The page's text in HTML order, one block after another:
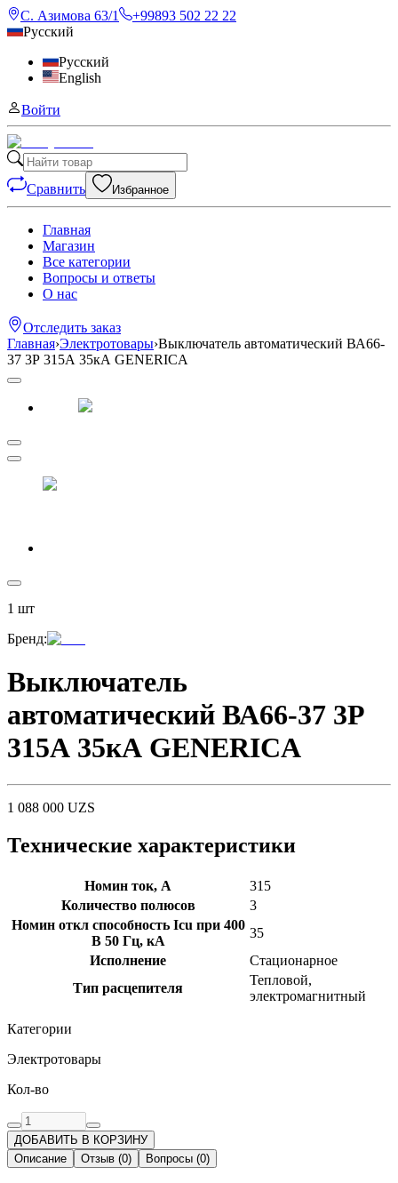
С. Азимова 63/1
+99893 502 22 22
Русский
Русский
English
Войти
Сравнить Избранное
Главная
Магазин
Все категории
Вопросы и ответы
О нас
Отследить заказ
Главная›Электротовары›Выключатель автоматический ВА66-
37 3Р 315А 35кА GENERICA
1 шт
Бренд:
Выключатель
автоматический ВА66-37 3Р
315А 35кА GENERICA
1 088 000 UZS
Технические характеристики
Номин ток, А
315
Количество полюсов
3
Номин откл способность Icu при 400
В 50 Гц, кА
35
Исполнение
Стационарное
Тип расцепителя
Тепловой,
электромагнитный
Категории
Электротовары
Кол-во
ДОБАВИТЬ В КОРЗИНУ
Описание
Отзыв (0) Вопросы (0)